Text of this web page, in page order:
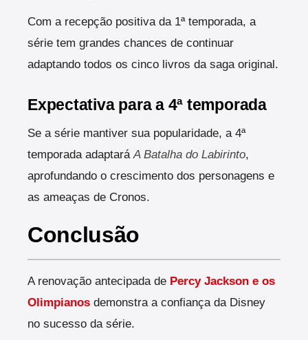
Com a recepção positiva da 1ª temporada, a
série tem grandes chances de continuar
adaptando todos os cinco livros da saga original.
Expectativa para a 4ª temporada
Se a série mantiver sua popularidade, a 4ª
temporada adaptaráA Batalha do Labirinto,
aprofundando o crescimento dos personagens e
as ameaças de Cronos.
Conclusão
A renovação antecipada de Percy Jackson e os
Olimpianos demonstra a confiança da Disney
no sucesso da série.